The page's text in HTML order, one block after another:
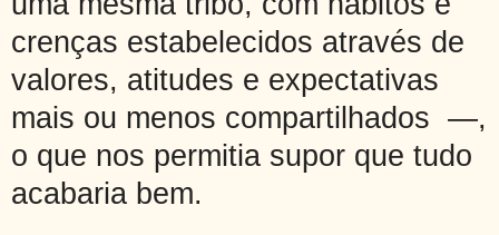
crenças estabelecidos através de
valores, atitudes e expectativas
mais ou menos compartilhados —,
o que nos permitia supor que tudo
acabaria bem.